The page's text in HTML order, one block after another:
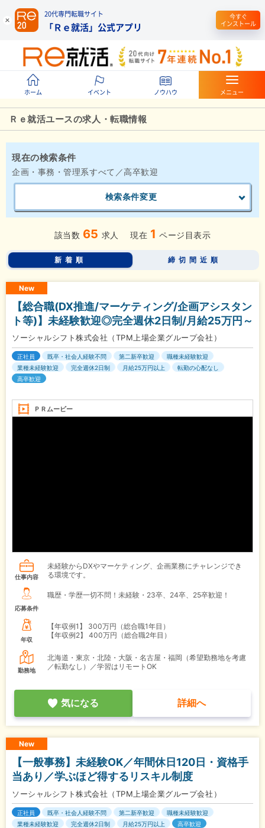
20代専門転職サイト
「Ｒｅ就活」公式アプリ
今すぐ
インストール
ホーム イベント ノウハウ メニュー
Ｒｅ就活ユースの求人・転職情報
現在の検索条件
企画・事務・管理系すべて／高卒歓迎
検索条件変更
該当数 65 求人 現在 1 ページ目表示
新着順 締切間近順
New
【総合職(DX推進/マーケティング/企画アシスタン
ト等)】未経験歓迎◎完全週休2日制/月給25万円～
ソーシャルシフト株式会社（TPM上場企業グループ会社）
正社員 既卒・社会人経験不問 第二新卒歓迎
職種未経験歓迎
業種未経験歓迎
完全週休2日制 月給25万円以上
転勤の心配なし
高卒歓迎
ＰＲムービー
仕事内容
未経験からDXやマーケティング、企画業務にチャレンジでき
る環境です。
応募条件
職歴・学歴一切不問！未経験・23卒、24卒、25卒歓迎！
年収
【年収例1】
300万円（総合職1年目）
【年収例2】
400万円（総合職2年目）
勤務地
北海道・東京・北陸・大阪・名古屋・福岡（希望勤務地を考慮
／転勤なし）／学習はリモートOK
気になる 詳細へ
New
【一般事務】未経験OK／年間休日120日・資格手
当あり／学ぶほど得するリスキル制度
ソーシャルシフト株式会社（TPM上場企業グループ会社）
正社員 既卒・社会人経験不問 第二新卒歓迎
職種未経験歓迎
業種未経験歓迎
完全週休2日制 月給25万円以上 高卒歓迎